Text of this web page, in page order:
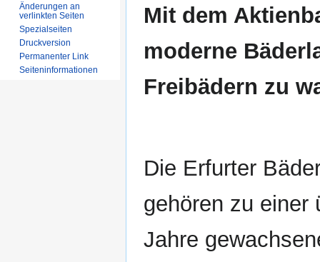
Mit dem
moderne
Freibädern zu
Die Erfurter
gehören zu einer
Jahre
Änderungen an
verlinkten Seiten
Spezialseiten
Druckversion
Permanenter Link
Seiten­informationen